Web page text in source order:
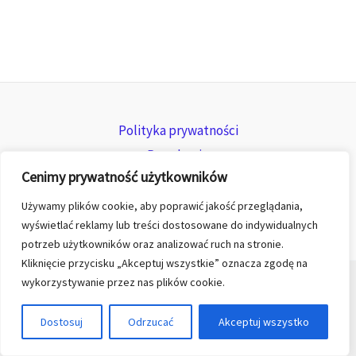
Cenimy prywatność użytkowników
Używamy plików cookie, aby poprawić jakość przeglądania,
wyświetlać reklamy lub treści dostosowane do indywidualnych
potrzeb użytkowników oraz analizować ruch na stronie.
Kliknięcie przycisku „Akceptuj wszystkie” oznacza zgodę na
wykorzystywanie przez nas plików cookie.
Dostosuj Odrzucać Akceptuj wszystko
Polityka prywatności
Regulamin
Zwroty i reklamacje
© 2026 All rights reserved for KGK TREND sp. z o.o.